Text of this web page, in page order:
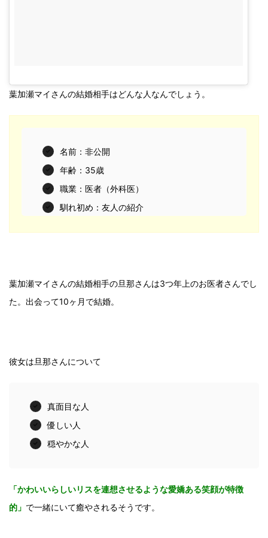
葉加瀬マイさんの結婚相手はどんな人なんでしょう。
名前：非公開
年齢：35歳
職業：医者（外科医）
馴れ初め：友人の紹介
葉加瀬マイさんの結婚相手の旦那さんは3つ年上のお医者さんでし
た。出会って10ヶ月で結婚。
彼女は旦那さんについて
真面目な人
優しい人
穏やかな人
「かわいいらしいリスを連想させるような愛嬌ある笑顔が特徴
的」 で一緒にいて癒やされるそうです。